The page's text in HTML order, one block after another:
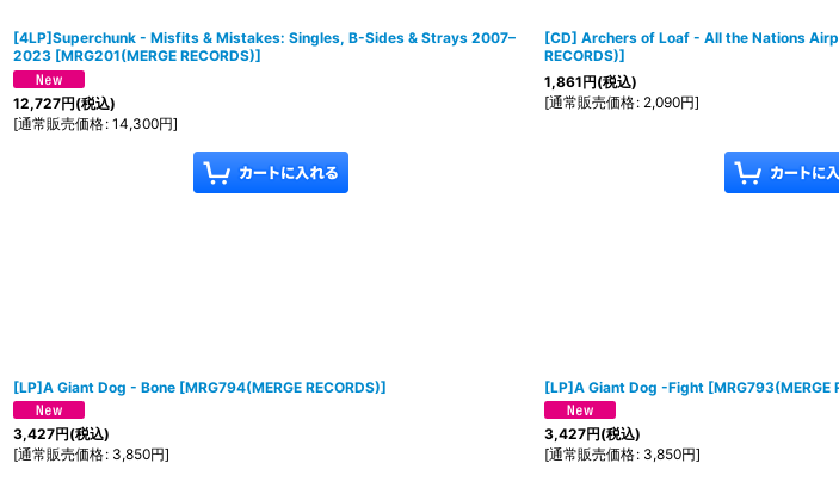
[4LP]Superchunk - Misfits & Mistakes: Singles, B-Sides & Strays 2007–
2023 [MRG201(MERGE RECORDS)]
12,727円(税込)
[通常販売価格: 14,300円]
[CD] Archers of Loaf - All the Nations
RECORDS)]
1,861円(税込)
[通常販売価格: 2,090円]
[LP]A Giant Dog - Bone [MRG794(MERGE RECORDS)]
3,427円(税込)
[通常販売価格: 3,850円]
[LP]A Giant Dog -Fight [MRG793(MERGE
3,427円(税込)
[通常販売価格: 3,850円]